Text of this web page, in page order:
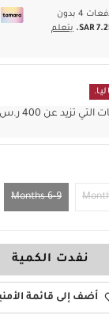
تقسيم على دفعات 4 بدون
SAR
يتعلم
شحن
6-9 Months
نفدت الكمية
أضف إلى قائمة